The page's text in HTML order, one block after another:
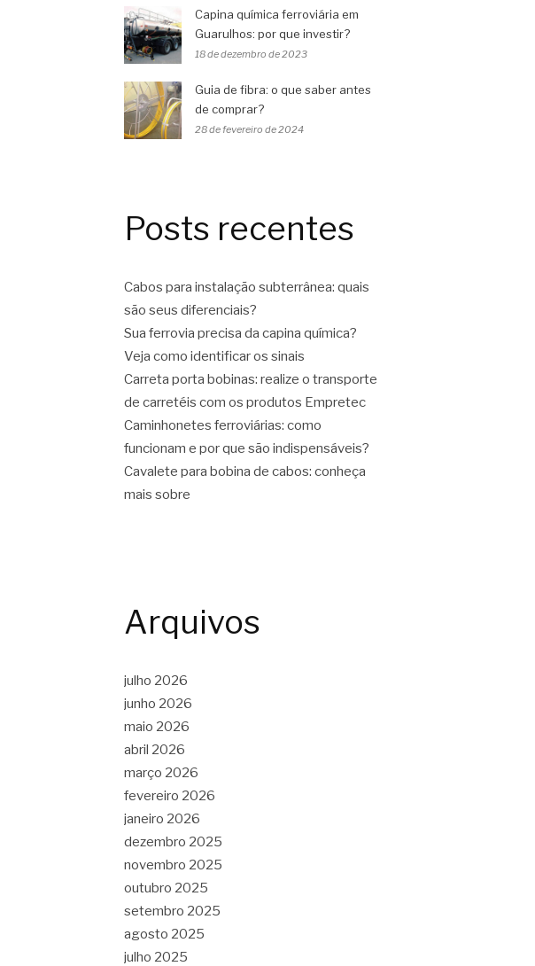
Capina química ferroviária em
Guarulhos: por que investir?
18 de dezembro de 2023
Guia de fibra: o que saber antes
de comprar?
28 de fevereiro de 2024
Posts recentes
Cabos para instalação subterrânea: quais
são seus diferenciais?
Sua ferrovia precisa da capina química?
Veja como identificar os sinais
Carreta porta bobinas: realize o transporte
de carretéis com os produtos Empretec
Caminhonetes ferroviárias: como
funcionam e por que são indispensáveis?
Cavalete para bobina de cabos: conheça
mais sobre
Arquivos
julho 2026
junho 2026
maio 2026
abril 2026
março 2026
fevereiro 2026
janeiro 2026
dezembro 2025
novembro 2025
outubro 2025
setembro 2025
agosto 2025
julho 2025